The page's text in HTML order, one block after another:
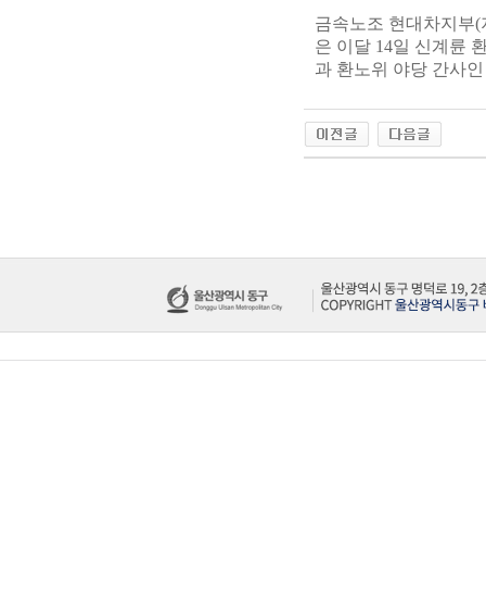
금속노조 현대차지부
은 이달 14일 신계륜
과 환노위 야당 간사